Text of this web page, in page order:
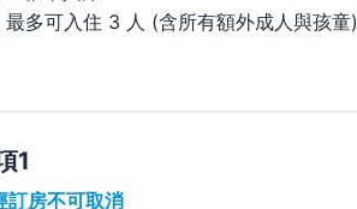
最多可入住 3 人 (含所有額外成人與孩童)
訂房不可取消